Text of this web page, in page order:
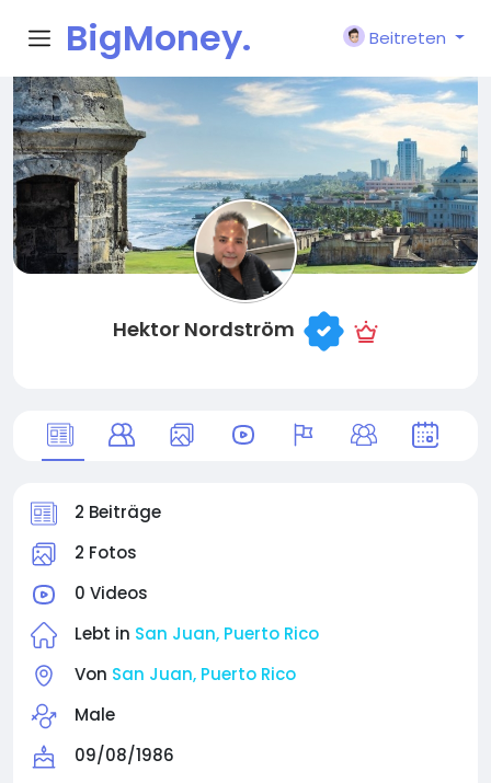
BigMoney.
VIP
Beitreten
Hektor Nordström
2 Beiträge
2 Fotos
0 Videos
Lebt in San Juan, Puerto Rico
Von San Juan, Puerto Rico
Male
09/08/1986